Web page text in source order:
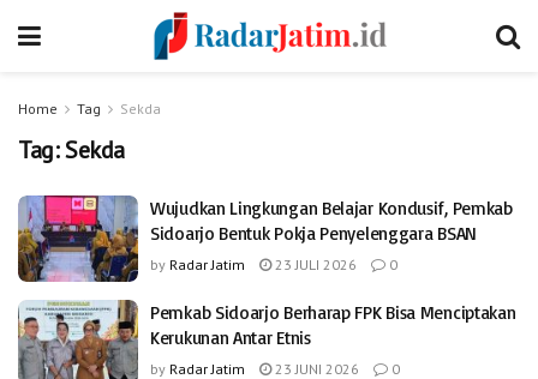
Home Tag Sekda
Tag:Sekda
Wujudkan Lingkungan Belajar Kondusif, Pemkab
Sidoarjo Bentuk Pokja Penyelenggara BSAN
by Radar Jatim 23 JULI 2026 0
Pemkab Sidoarjo Berharap FPK Bisa Menciptakan
Kerukunan Antar Etnis
by Radar Jatim 23 JUNI 2026 0